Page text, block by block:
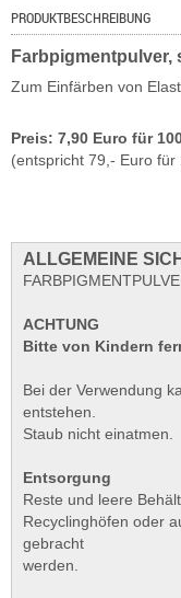
PRODUKTBESCHREIBUNG
Farbpigmentpulver,
Zum Einfärben von
Preis: 7,90 Euro für
(entspricht 79,- Euro für
ALLGEMEINE
ACHTUNG
Bitte von Kindern
Bei der Verwendung
entstehen.
Staub nicht einatmen.
Entsorgung
Reste und leere
Recyclinghöfen oder
gebracht
werden.